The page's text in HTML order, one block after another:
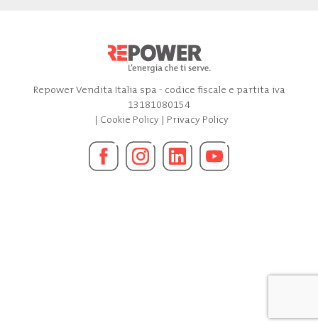
Repower Vendita Italia spa - codice fiscale e partita iva
13181080154
| Cookie Policy| Privacy Policy